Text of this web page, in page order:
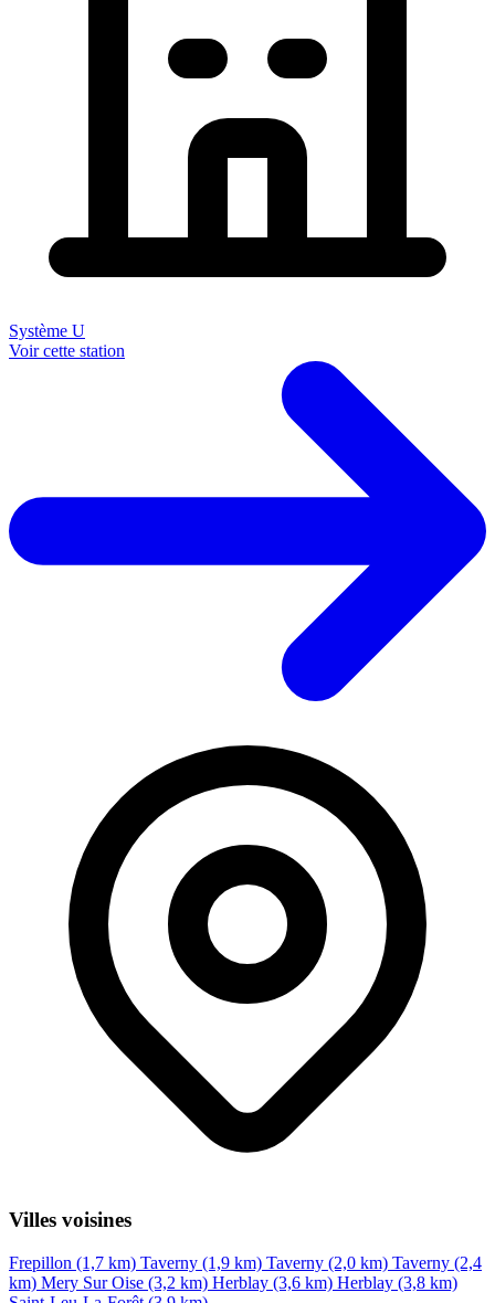
Système U
Voir cette station
Villes voisines
Frepillon (1,7 km) Taverny (1,9 km) Taverny (2,0 km) Taverny (2,4
km) Mery Sur Oise (3,2 km) Herblay (3,6 km) Herblay (3,8 km)